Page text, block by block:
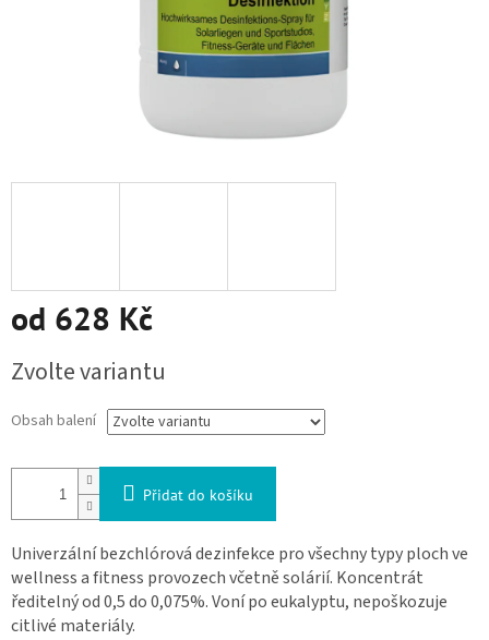
od 628 Kč
Zvolte variantu
Obsah balení
Přidat do košíku
Univerzální bezchlórová dezinfekce pro všechny typy ploch ve
wellness a fitness provozech včetně solárií. Koncentrát
ředitelný od 0,5 do 0,075%. Voní po eukalyptu, nepoškozuje
citlivé materiály.